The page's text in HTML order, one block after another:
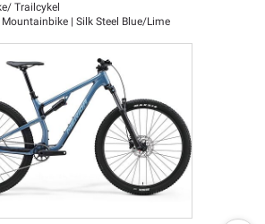
Trailcykel
| Silk Steel Blue/Lime